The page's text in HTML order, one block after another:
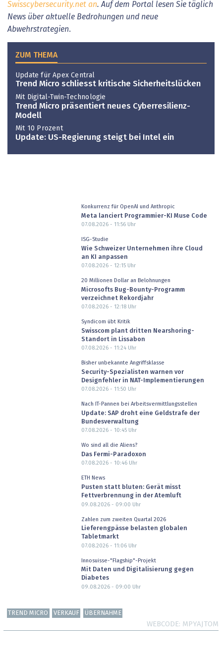
Swisscybersecurity.net an. Auf dem Portal lesen Sie täglich
News über aktuelle Bedrohungen und neue
Abwehrstrategien.
ZUM THEMA
Update für Apex Central
Trend Micro schliesst kritische Sicherheitslücken
Mit Digital-Twin-Technologie
Trend Micro präsentiert neues Cyberresilienz-
Modell
Mit 10 Prozent
Update: US-Regierung steigt bei Intel ein
Konkurrenz für OpenAI und Anthropic
Meta lanciert Programmier-KI Muse Code
07.08.2026 - 11:56Uhr
ISG-Studie
Wie Schweizer Unternehmen ihre Cloud
an KI anpassen
07.08.2026 - 12:15Uhr
20 Millionen Dollar an Belohnungen
Microsofts Bug-Bounty-Programm
verzeichnet Rekordjahr
07.08.2026 - 12:18Uhr
Syndicom übt Kritik
Swisscom plant dritten Nearshoring-
Standort in Lissabon
07.08.2026 - 11:24Uhr
Bisher unbekannte Angriffsklasse
Security-Spezialisten warnen vor
Designfehler in NAT-Implementierungen
07.08.2026 - 11:50 Uhr
Nach IT-Pannen bei Arbeitsvermittlungsstellen
Update: SAP droht eine Geldstrafe der
Bundesverwaltung
07.08.2026 - 10:45Uhr
Wo sind all die Aliens?
Das Fermi-Paradoxon
07.08.2026 - 10:46Uhr
ETH News
Pusten statt bluten: Gerät misst
Fettverbrennung in der Atemluft
09.08.2026 - 09:00 Uhr
Zahlen zum zweiten Quartal 2026
Lieferengpässe belasten globalen
Tabletmarkt
07.08.2026 - 11:06Uhr
Innosuisse-"Flagship"-Projekt
Mit Daten und Digitalisierung gegen
Diabetes
09.08.2026 - 09:00 Uhr
TREND MICRO VERKAUF ÜBERNAHME
WEBCODE MPYAJTOM